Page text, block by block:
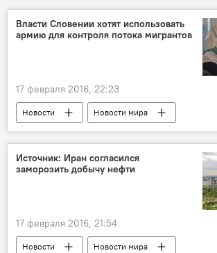
Власти Словении хотят использовать
армию для контроля потока мигрантов
17 февраля 2016, 22:23
Новости Новости мира
Источник: Иран согласился
заморозить добычу нефти
17 февраля 2016, 21:54
Новости Новости мира